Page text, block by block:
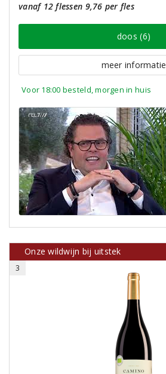
vanaf 12 flessen 9,76 per fles
doos (6)
meer informatie
Voor 18:00 besteld, morgen in huis
Onze wildwijn bij uitstek
3